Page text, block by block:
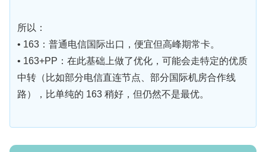
所以：
• 163：普通电信国际出口，便宜但高峰期常卡。
• 163+PP：在此基础上做了优化，可能会走特定的优质
中转（比如部分电信直连节点、部分国际机房合作线
路），比单纯的 163 稍好，但仍然不是最优。